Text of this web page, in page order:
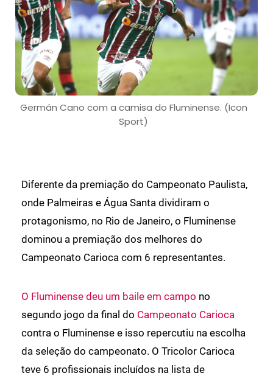
Germán Cano com a camisa do Fluminense. (Icon
Sport)
Diferente da premiação do Campeonato Paulista,
onde Palmeiras e Água Santa dividiram o
protagonismo, no Rio de Janeiro, o Fluminense
dominou a premiação dos melhores do
Campeonato Carioca com 6 representantes.
O Fluminense deu um baile em campo no
segundo jogo da final do Campeonato Carioca
contra o Fluminense e isso repercutiu na escolha
da seleção do campeonato. O Tricolor Carioca
teve 6 profissionais incluídos na lista de